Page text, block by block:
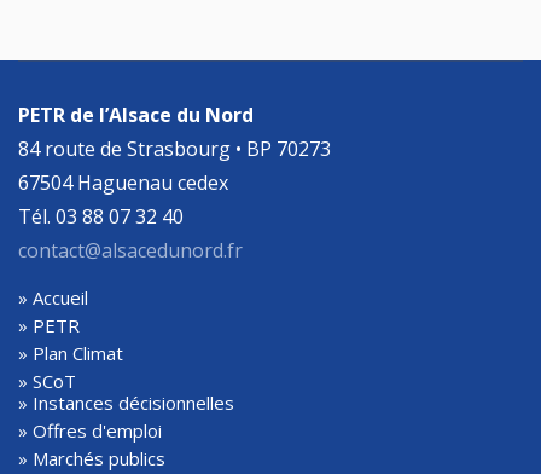
PETR de l’Alsace du Nord
84 route de Strasbourg • BP 70273
67504 Haguenau cedex
Tél. 03 88 07 32 40
contact@alsacedunord.fr
» Accueil
» PETR
» Plan Climat
» SCoT
» Instances décisionnelles
» Offres d'emploi
» Marchés publics